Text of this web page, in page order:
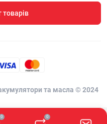
0 0
товарів
та масла © 2024